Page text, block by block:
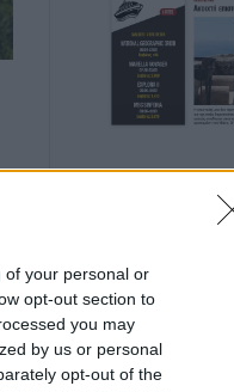
of your personal or
opt-out section to
you may
by us or personal
opt-out of the